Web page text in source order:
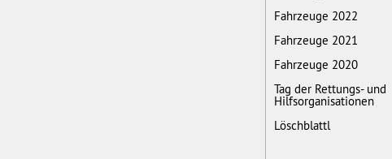
Fahrzeuge 2022
Fahrzeuge 2021
Fahrzeuge 2020
Tag der Rettungs- und
Hilfsorganisationen
Löschblattl